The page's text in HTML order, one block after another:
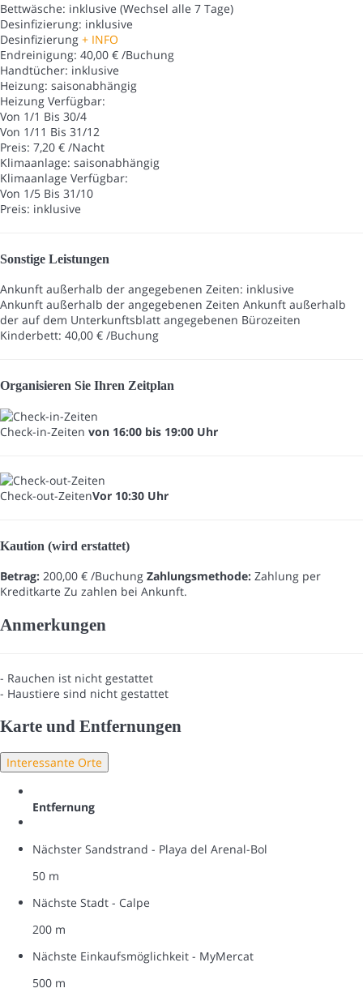
Bettwäsche: inklusive (Wechsel alle 7 Tage)
Desinfizierung: inklusive
Desinfizierung + INFO
Endreinigung: 40,00 € /Buchung
Handtücher: inklusive
Heizung: saisonabhängig
Heizung Verfügbar:
Von 1/1 Bis 30/4
Von 1/11 Bis 31/12
Preis: 7,20 € /Nacht
Klimaanlage: saisonabhängig
Klimaanlage Verfügbar:
Von 1/5 Bis 31/10
Preis: inklusive
Sonstige Leistungen
Ankunft außerhalb der angegebenen Zeiten: inklusive
Ankunft außerhalb der angegebenen Zeiten Ankunft außerhalb
der auf dem Unterkunftsblatt angegebenen Bürozeiten
Kinderbett: 40,00 € /Buchung
Organisieren Sie Ihren Zeitplan
Check-in-Zeiten von 16:00 bis 19:00 Uhr
Check-out-ZeitenVor 10:30 Uhr
Kaution (wird erstattet)
Betrag: 200,00 € /Buchung Zahlungsmethode: Zahlung per
Kreditkarte Zu zahlen bei Ankunft.
Anmerkungen
- Rauchen ist nicht gestattet
- Haustiere sind nicht gestattet
Karte und Entfernungen
Interessante Orte
Entfernung
Nächster Sandstrand - Playa del Arenal-Bol
50 m
Nächste Stadt - Calpe
200 m
Nächste Einkaufsmöglichkeit - MyMercat
500 m